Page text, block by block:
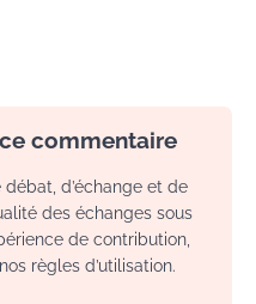
commentaire
d’échange et de
des échanges sous
de contribution,
règles d’utilisation.